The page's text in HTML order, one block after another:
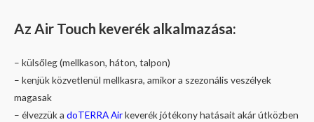
Az Air Touch keverék a lkalmazása:
– külsőleg (mellkason, háton, talpon)
– kenjük közvetlenül mellkasra, amikor a szezonális veszélyek
magasak
– élvezzük a doTERRA Airkeverék jótékony hatásait akár útközben